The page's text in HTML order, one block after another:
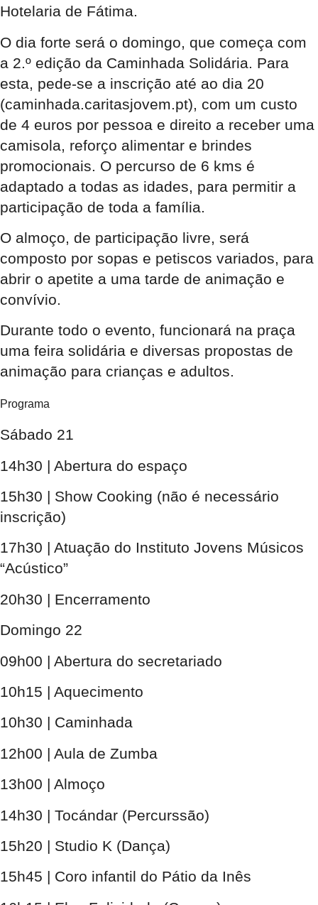
Hotelaria de Fátima.
O dia forte será o domingo, que começa com
a 2.º edição da Caminhada Solidária. Para
esta, pede-se a inscrição até ao dia 20
(caminhada.caritasjovem.pt), com um custo
de 4 euros por pessoa e direito a receber uma
camisola, reforço alimentar e brindes
promocionais. O percurso de 6 kms é
adaptado a todas as idades, para permitir a
participação de toda a família.
O almoço, de participação livre, será
composto por sopas e petiscos variados, para
abrir o apetite a uma tarde de animação e
convívio.
Durante todo o evento, funcionará na praça
uma feira solidária e diversas propostas de
animação para crianças e adultos.
Programa
Sábado 21
14h30 | Abertura do espaço
15h30 | Show Cooking (não é necessário
inscrição)
17h30 | Atuação do Instituto Jovens Músicos
“Acústico”
20h30 | Encerramento
Domingo 22
09h00 | Abertura do secretariado
10h15 | Aquecimento
10h30 | Caminhada
12h00 | Aula de Zumba
13h00 | Almoço
14h30 | Tocándar (Percurssão)
15h20 | Studio K (Dança)
15h45 | Coro infantil do Pátio da Inês